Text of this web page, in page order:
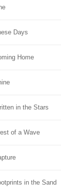
Days
Home
in the Stars
of a Wave
in the Sand